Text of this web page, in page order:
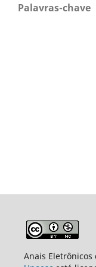
Palavras-chave
Anais Eletrônicos